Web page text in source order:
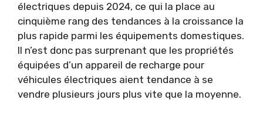
électriques depuis 2024, ce qui la place au
cinquième rang des tendances à la croissance la
plus rapide parmi les équipements domestiques.
Il n’est donc pas surprenant que les propriétés
équipées d’un appareil de recharge pour
véhicules électriques aient tendance à se
vendre plusieurs jours plus vite que la moyenne.